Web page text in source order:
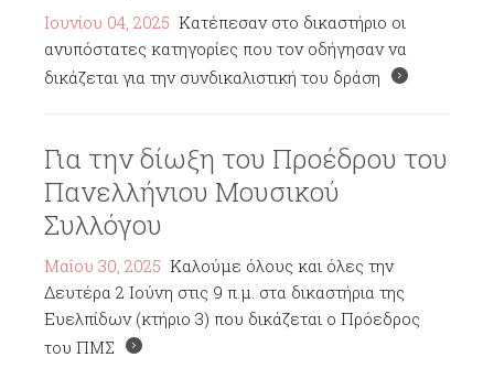
Ιουνίου 04, 2025 Κατέπεσαν στο δικαστήριο οι
ανυπόστατες κατηγορίες που τον οδήγησαν να
δικάζεται για την συνδικαλιστική του δράση
Για την δίωξη του Προέδρου του
Πανελλήνιου Μουσικού
Συλλόγου
Μαΐου 30, 2025 Καλούμε όλους και όλες την
Δευτέρα 2 Ιούνη στις 9 π.μ. στα δικαστήρια της
Ευελπίδων (κτήριο 3) που δικάζεται ο Πρόεδρος
του ΠΜΣ